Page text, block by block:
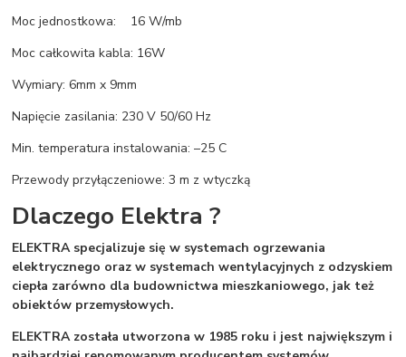
Moc jednostkowa: 16 W/mb
Moc całkowita kabla: 16W
Wymiary: 6mm x 9mm
Napięcie zasilania: 230 V 50/60 Hz
Min. temperatura instalowania: –25 C
Przewody przyłączeniowe: 3 m z wtyczką
Dlaczego Elektra ?
ELEKTRA specjalizuje się w systemach ogrzewania
elektrycznego oraz w systemach wentylacyjnych z odzyskiem
ciepła zarówno dla budownictwa mieszkaniowego, jak też
obiektów przemysłowych.
ELEKTRA została utworzona w 1985 roku i jest największym i